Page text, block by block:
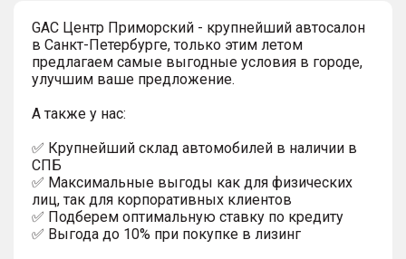
GAC Центр Приморский - крупнейший автосалон
в Санкт-Петербурге, только этим летом
предлагаем самые выгодные условия в городе,
улучшим ваше предложение.
А также у нас:
✅ Крупнейший склад автомобилей в наличии в
СПБ
✅ Максимальные выгоды как для физических
лиц, так для корпоративных клиентов
✅ Подберем оптимальную ставку по кредиту
✅ Выгода до 10% при покупке в лизинг